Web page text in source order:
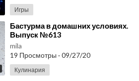
Игры
⁣Бастурма в домашних условиях.
Выпуск №613
mila
19 Просмотры · 09/27/20
Кулинария